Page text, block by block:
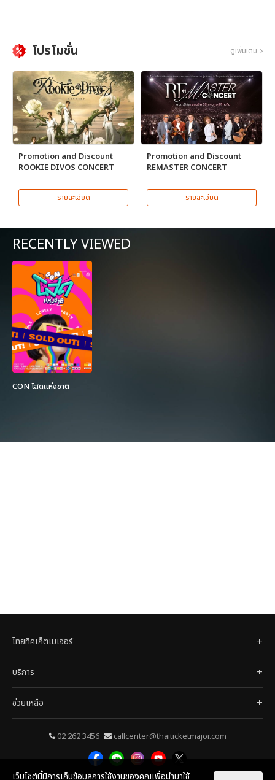
โปรโมชั่น ดูเพิ่มเติม
Promotion and Discount
ROOKIE DIVOS CONCERT
รายละเอียด
Promotion and Discount
REMASTER CONCERT
รายละเอียด
RECENTLY VIEWED
CON โสดแห่งชาติ
ไทยทิคเก็ตเมเจอร์
บริการ
ช่วยเหลือ
02 262 3456 callcenter@thaiticketmajor.com
เว็บไซต์นี้มีการเก็บข้อมูลการใช้งานของคุณเพื่อนำมาใช้